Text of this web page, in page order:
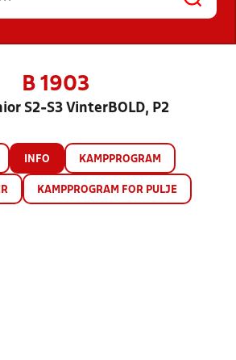
B 1903
S2-S3 VinterBOLD, P2
INFO KAMPPROGRAM
KAMPPROGRAM FOR PULJE